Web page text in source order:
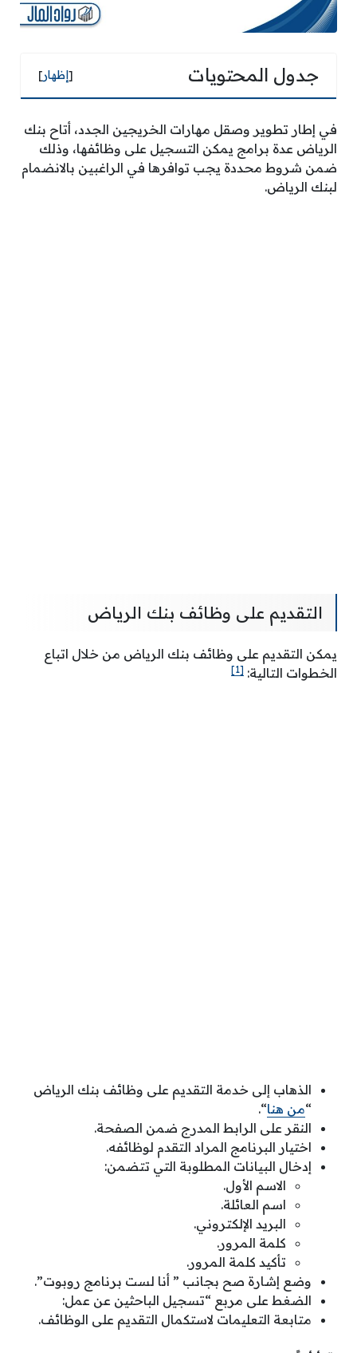
جدول المحتويات [إظهار]
في إطار تطوير وصقل مهارات الخريجين الجدد، أتاح بنك
الرياض عدة برامج يمكن التسجيل على وظائفها، وذلك
ضمن شروط محددة يجب توافرها في الراغبين بالانضمام
لبنك الرياض.
التقديم على وظائف بنك الرياض
يمكن التقديم على وظائف بنك الرياض من خلال اتباع
الخطوات التالية: [1]
الذهاب إلى خدمة التقديم على وظائف بنك الرياض
“من هنا“.
النقر على الرابط المدرج ضمن الصفحة.
اختيار البرنامج المراد التقدم لوظائفه.
إدخال البيانات المطلوبة التي تتضمن:
الاسم الأول.
اسم العائلة.
البريد الإلكتروني.
كلمة المرور.
تأكيد كلمة المرور.
وضع إشارة صح بجانب ” أنا لست برنامج روبوت”.
الضغط على مربع “تسجيل الباحثين عن عمل:
متابعة التعليمات لاستكمال التقديم على الوظائف.